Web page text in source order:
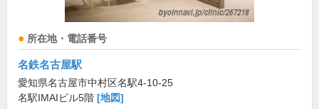
所在地・電話番号
名鉄名古屋駅
愛知県名古屋市中村区名駅4-10-25
名駅IMAIビル5階 [地図]